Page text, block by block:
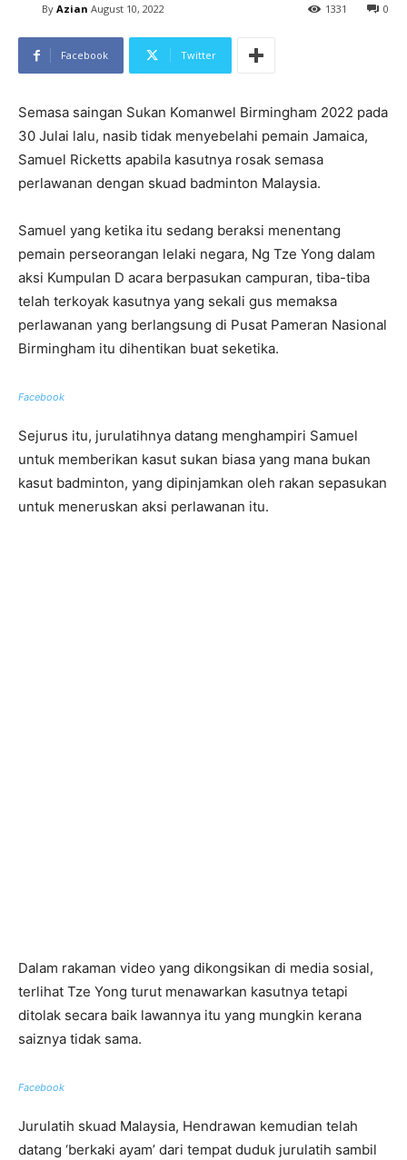
By Azian August 10, 2022 0
1331
Facebook Twitter
Semasa saingan Sukan Komanwel Birmingham 2022 pada
30 Julai lalu, nasib tidak menyebelahi pemain Jamaica,
Samuel Ricketts apabila kasutnya rosak semasa
perlawanan dengan skuad badminton Malaysia.
Samuel yang ketika itu sedang beraksi menentang
pemain perseorangan lelaki negara, Ng Tze Yong dalam
aksi Kumpulan D acara berpasukan campuran, tiba-tiba
telah terkoyak kasutnya yang sekali gus memaksa
perlawanan yang berlangsung di Pusat Pameran Nasional
Birmingham itu dihentikan buat seketika.
Facebook
Sejurus itu, jurulatihnya datang menghampiri Samuel
untuk memberikan kasut sukan biasa yang mana bukan
kasut badminton, yang dipinjamkan oleh rakan sepasukan
untuk meneruskan aksi perlawanan itu.
Dalam rakaman video yang dikongsikan di media sosial,
terlihat Tze Yong turut menawarkan kasutnya tetapi
ditolak secara baik lawannya itu yang mungkin kerana
saiznya tidak sama.
Facebook
Jurulatih skuad Malaysia, Hendrawan kemudian telah
datang ‘berkaki ayam’ dari tempat duduk jurulatih sambil